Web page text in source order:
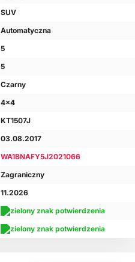
SUV
Automatyczna
5
5
Czarny
4x4
KT1507J
03.08.2017
WA1BNAFY5J2021066
Zagraniczny
11.2026